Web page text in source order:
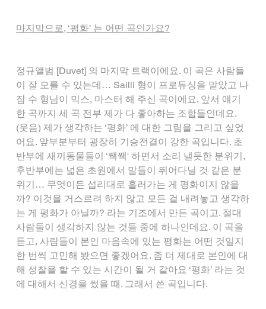
마지막으로, ‘평화’ 는 어떤 곡인가요?
정규앨범 [Duvet] 의 마지막 트랙이에요. 이 곡은 사람들
이 잘 모를 수 있는데… Sailli 형이 프로듀싱을 맡았고 나
잠 수 형님이 믹스, 마스터 해 주신 곡이에요. 앞서 얘기
한 곡까지 세 곡 전부 제가 다 좋아하는 조합들인데요.
(웃음) 제가 생각하는 ‘평화’ 에 대한 그림을 그리고 싶었
어요. 앞부분부터 굉장히 기승전결이 강한 곡입니다. 초
반부에 새끼동물들이 ‘짹짹' 하면서 소리 낼듯한 분위기,
후반부에는 넓은 초원에서 말들이 뛰어다닐 것 같은 분
위기… 무엇이든 섭리대로 흘러가는 게 평화이지 않을
까? 이것을 거스르려 하지 않고 모든 걸 내려놓고 생각하
는 게 평화가 아닐까? 라는 기조에서 만든 곡이고. 절대
사람들이 생각하지 않는 것들 중에 하나인데요. 이 곡을
듣고, 사람들이 본인 마음속에 있는 평화는 어떤 것일지
한 번씩 고민해 봤으면 좋겠어요. 좀 더 제대로 본인에 대
해 성찰을 할 수 있는 시간이 될 거 같아요 ‘평화’ 라는 것
에 대해서 신경을 썼을 때. 그래서 쓴 곡입니다.